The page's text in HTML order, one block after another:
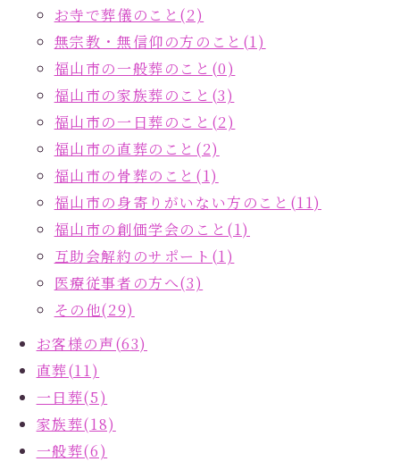
お寺で葬儀のこと(2)
無宗教・無信仰の方のこと(1)
福山市の一般葬のこと(0)
福山市の家族葬のこと(3)
福山市の一日葬のこと(2)
福山市の直葬のこと(2)
福山市の骨葬のこと(1)
福山市の身寄りがいない方のこと(11)
福山市の創価学会のこと(1)
互助会解約のサポート(1)
医療従事者の方へ(3)
その他(29)
お客様の声(63)
直葬(11)
一日葬(5)
家族葬(18)
一般葬(6)